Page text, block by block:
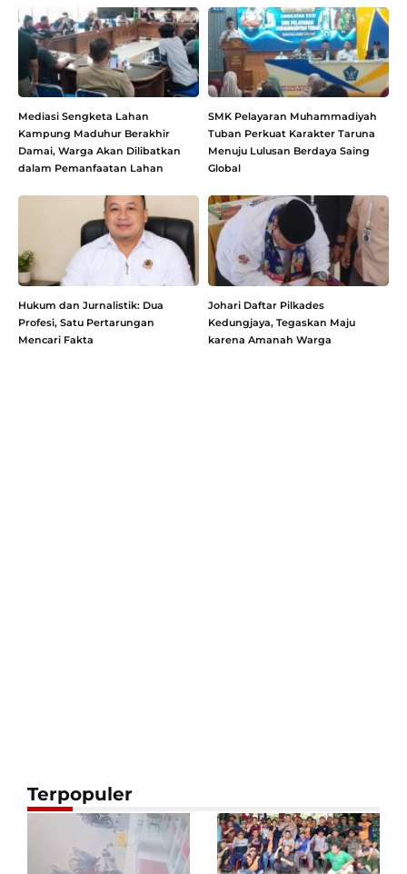
Mediasi Sengketa Lahan
Kampung Maduhur Berakhir
Damai, Warga Akan Dilibatkan
dalam Pemanfaatan Lahan
SMK Pelayaran Muhammadiyah
Tuban Perkuat Karakter Taruna
Menuju Lulusan Berdaya Saing
Global
Hukum dan Jurnalistik: Dua
Profesi, Satu Pertarungan
Mencari Fakta
Johari Daftar Pilkades
Kedungjaya, Tegaskan Maju
karena Amanah Warga
Terpopuler